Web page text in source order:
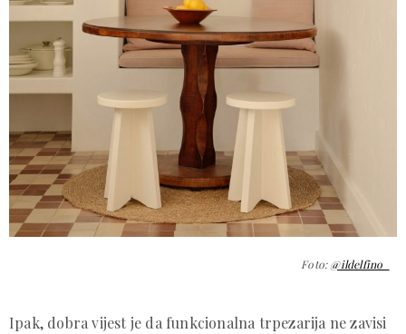
Foto:@ildelfino_
Ipak, dobra vijest je da funkcionalna trpezarija ne zavisi